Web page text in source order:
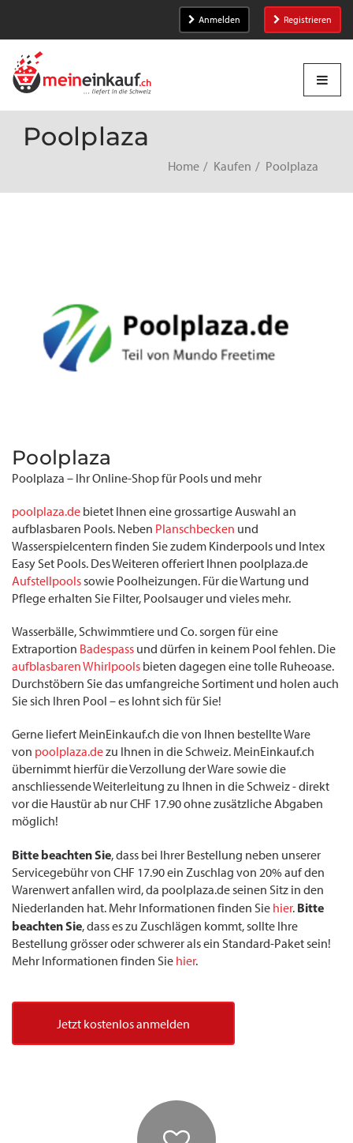
Anmelden Registrieren
Poolplaza
Home Kaufen Poolplaza
Poolplaza
Poolplaza – Ihr Online-Shop für Pools und mehr
poolplaza.de bietet Ihnen eine grossartige Auswahl an
aufblasbaren Pools. Neben Planschbecken und
Wasserspielcentern finden Sie zudem Kinderpools und Intex
Easy Set Pools. Des Weiteren offeriert Ihnen poolplaza.de
Aufstellpoolssowie Poolheizungen. Für die Wartung und
Pflege erhalten Sie Filter, Poolsauger und vieles mehr.
Wasserbälle, Schwimmtiere und Co. sorgen für eine
Extraportion Badespass und dürfen in keinem Pool fehlen. Die
aufblasbaren Whirlpools bieten dagegen eine tolle Ruheoase.
Durchstöbern Sie das umfangreiche Sortiment und holen auch
Sie sich Ihren Pool – es lohnt sich für Sie!
Gerne liefert MeinEinkauf.ch die von Ihnen bestellte Ware
von poolplaza.dezu Ihnen in die Schweiz. MeinEinkauf.ch
übernimmt hierfür die Verzollung der Ware sowie die
anschliessende Weiterleitung zu Ihnen in die Schweiz - direkt
vor die Haustür ab nur CHF 17.90 ohne zusätzliche Abgaben
möglich!
Bitte beachten Sie, dass bei Ihrer Bestellung neben unserer
Servicegebühr von CHF 17.90 ein Zuschlag von 20% auf den
Warenwert anfallen wird, da poolplaza.de seinen Sitz in den
Niederlanden hat. Mehr Informationen finden Sie hier. Bitte
beachten Sie, dass es zu Zuschlägen kommt, sollte Ihre
Bestellung grösser oder schwerer als ein Standard-Paket sein!
Mehr Informationen finden Sie hier.
Jetzt kostenlos anmelden